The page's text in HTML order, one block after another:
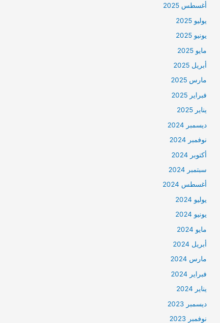
أغسطس 2025
يوليو 2025
يونيو 2025
مايو 2025
أبريل 2025
مارس 2025
فبراير 2025
يناير 2025
ديسمبر 2024
نوفمبر 2024
أكتوبر 2024
سبتمبر 2024
أغسطس 2024
يوليو 2024
يونيو 2024
مايو 2024
أبريل 2024
مارس 2024
فبراير 2024
يناير 2024
ديسمبر 2023
نوفمبر 2023